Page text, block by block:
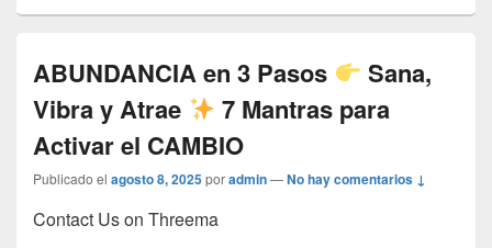
ABUNDANCIA en 3 Pasos
Sana,
Vibra y Atrae
7 Mantras para
Activar el CAMBIO
Publicado el agosto 8, 2025poradmin—No hay comentarios ↓
Contact Us on Threema